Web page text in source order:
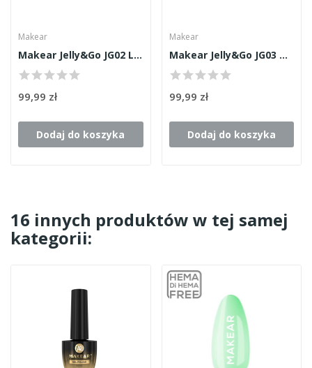
Makear
Makear Jelly&Go JG02 Light Pink 50ml
99,99 zł
Dodaj do koszyka
Makear
Makear Jelly&Go JG03 Milky Nude 50ml
99,99 zł
Dodaj do koszyka
16 innych produktów w tej samej
kategorii: